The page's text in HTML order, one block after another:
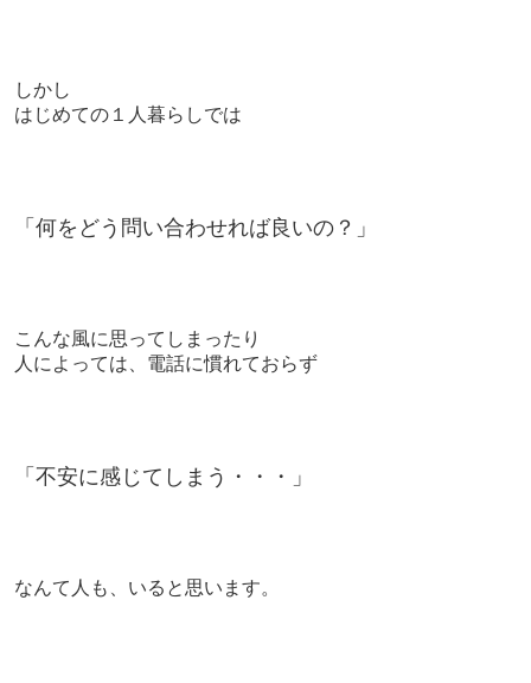
しかし
はじめての１人暮らしでは
「何をどう問い合わせれば良いの？」
こんな風に思ってしまったり
人によっては、電話に慣れておらず
「不安に感じてしまう・・・」
なんて人も、いると思います。